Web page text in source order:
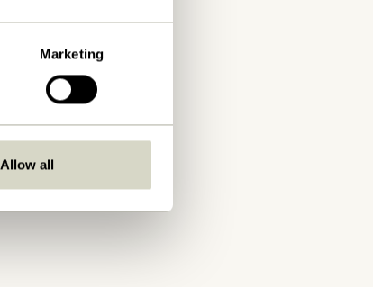
Marketing
Allow all